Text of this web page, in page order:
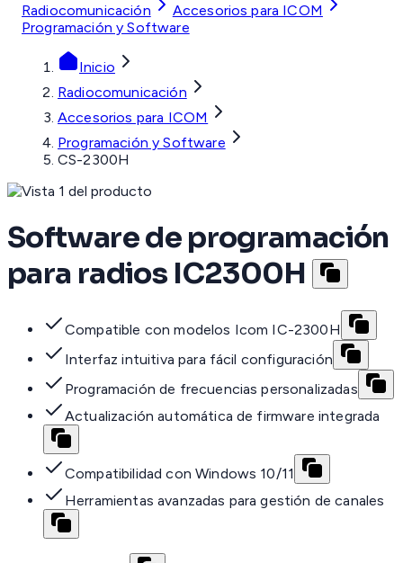
Radiocomunicación
Accesorios para ICOM
Programación y Software
Inicio
Radiocomunicación
Accesorios para ICOM
Programación y Software
CS-2300H
Software de programación
para radios IC2300H
Compatible con modelos Icom IC-2300H
Interfaz intuitiva para fácil configuración
Programación de frecuencias personalizadas
Actualización automática de firmware integrada
Compatibilidad con Windows 10/11
Herramientas avanzadas para gestión de canales